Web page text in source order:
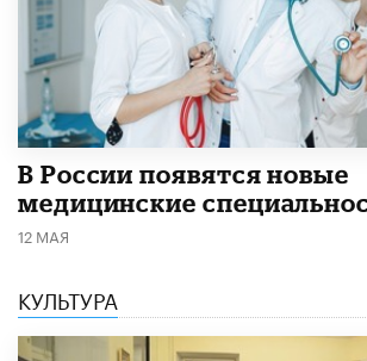
В России появятся новые
медицинские
12 МАЯ
КУЛЬТУРА